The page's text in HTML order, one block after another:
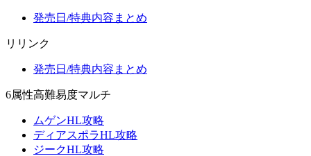
発売日/特典内容まとめ
リリンク
発売日/特典内容まとめ
6属性高難易度マルチ
ムゲンHL攻略
ディアスポラHL攻略
ジークHL攻略